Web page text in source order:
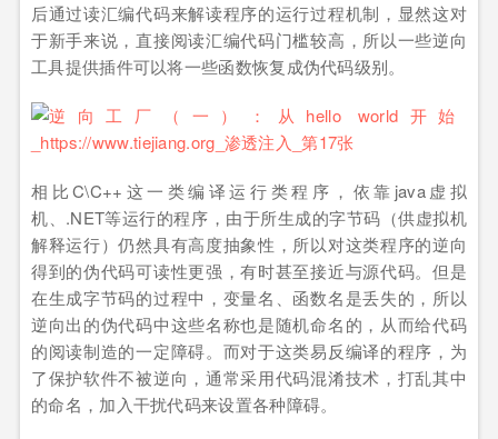
后通过读汇编代码来解读程序的运行过程机制，显然这对
于新手来说，直接阅读汇编代码门槛较高，所以一些逆向
工具提供插件可以将一些函数恢复成伪代码级别。
相比C\C++这一类编译运行类程序，依靠java虚拟
机、.NET等运行的程序，由于所生成的字节码（供虚拟机
解释运行）仍然具有高度抽象性，所以对这类程序的逆向
得到的伪代码可读性更强，有时甚至接近与源代码。但是
在生成字节码的过程中，变量名、函数名是丢失的，所以
逆向出的伪代码中这些名称也是随机命名的，从而给代码
的阅读制造的一定障碍。而对于这类易反编译的程序，为
了保护软件不被逆向，通常采用代码混淆技术，打乱其中
的命名，加入干扰代码来设置各种障碍。